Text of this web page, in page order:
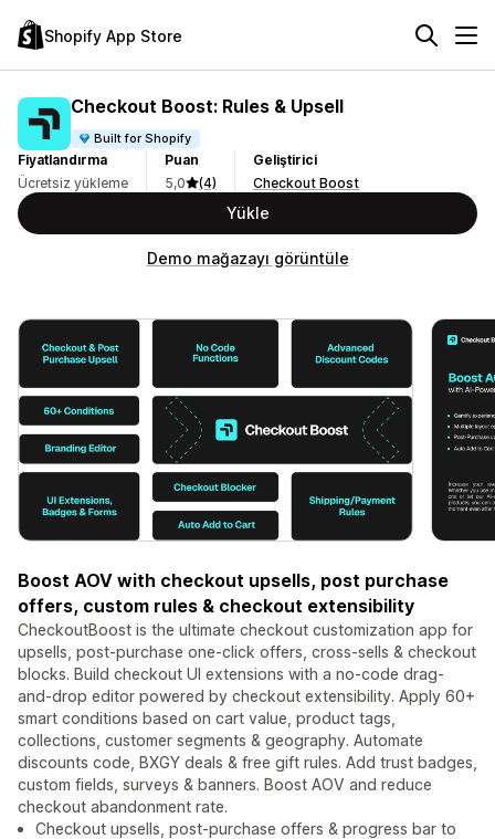
Shopify App Store
Checkout Boost: Rules & Upsell
Built for Shopify
Fiyatlandırma
Ücretsiz yükleme
Puan
5,0
(4)
Geliştirici
Checkout Boost
Yükle
Demo mağazayı görüntüle
Boost AOV with checkout upsells, post purchase
offers, custom rules & checkout extensibility
CheckoutBoost is the ultimate checkout customization app for
upsells, post-purchase one-click offers, cross-sells & checkout
blocks. Build checkout UI extensions with a no-code drag-
and-drop editor powered by checkout extensibility. Apply 60+
smart conditions based on cart value, product tags,
collections, customer segments & geography. Automate
discounts code, BXGY deals & free gift rules. Add trust badges,
custom fields, surveys & banners. Boost AOV and reduce
checkout abandonment rate.
Checkout upsells, post-purchase offers & progress bar to